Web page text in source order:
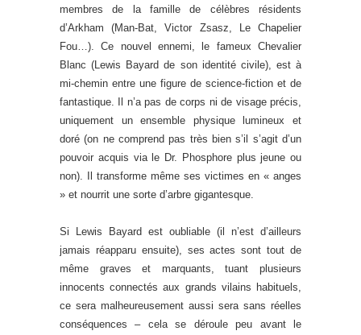
membres de la famille de célèbres résidents
d’Arkham (Man-Bat, Victor Zsasz, Le Chapelier
Fou…). Ce nouvel ennemi, le fameux Chevalier
Blanc (Lewis Bayard de son identité civile), est à
mi-chemin entre une figure de science-fiction et de
fantastique. Il n’a pas de corps ni de visage précis,
uniquement un ensemble physique lumineux et
doré (on ne comprend pas très bien s’il s’agit d’un
pouvoir acquis via le Dr. Phosphore plus jeune ou
non). Il transforme même ses victimes en « anges
» et nourrit une sorte d’arbre gigantesque.
Si Lewis Bayard est oubliable (il n’est d’ailleurs
jamais réapparu ensuite), ses actes sont tout de
même graves et marquants, tuant plusieurs
innocents connectés aux grands vilains habituels,
ce sera malheureusement aussi sera sans réelles
conséquences – cela se déroule peu avant le